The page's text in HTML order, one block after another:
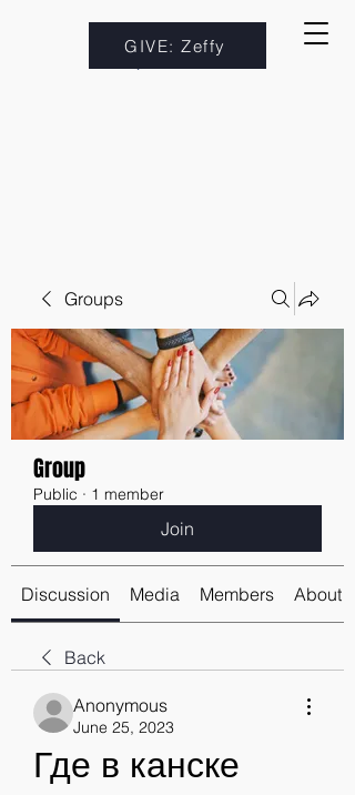
GIVE: Zeffy
Groups
Group
Public · 1 member
Join
Discussion Media Members About
Back
Anonymous
June 25, 2023
Где в канске